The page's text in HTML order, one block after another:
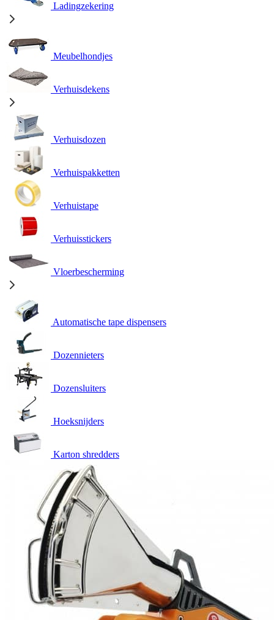
Ladingzekering
Meubelhondjes
Verhuisdekens
Verhuisdozen
Verhuispakketten
Verhuistape
Verhuisstickers
Vloerbescherming
Automatische tape dispensers
Dozennieters
Dozensluiters
Hoeksnijders
Karton shredders